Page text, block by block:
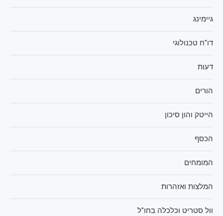
גיימינג
דו"ח טכנולוגי
דעות
הורים
הייטק והון סיכון
הכסף
המומחים
המלצות ואזהרות
וול סטריט וכלכלה בחו"ל